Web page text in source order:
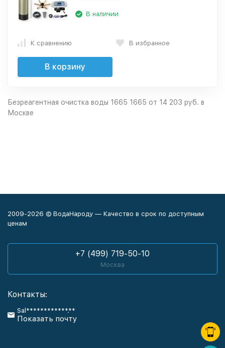
В наличии
К сравнению В избранное
В корзину
Безреагентная очистка воды 1665 1665 от 14 203 руб. в
Москве
2009-2026 © ВодаНароду — Качество в срок по доступным
ценам
+7 (499) 719-50-10
Москва
Контакты:
Sal************.**
Показать почту